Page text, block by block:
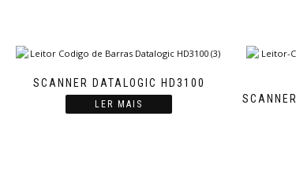
SCANNER DATALOGIC HD3100
LER MAIS